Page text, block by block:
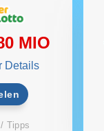
MIO
Details
Tipps